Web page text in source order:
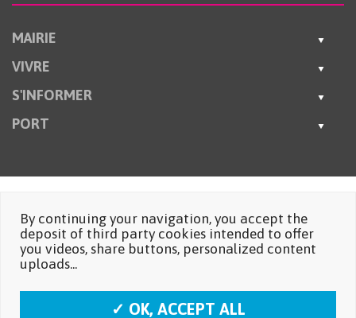
MAIRIE
VIVRE
S'INFORMER
PORT
By continuing your navigation, you accept the
deposit of third party cookies intended to offer
you videos, share buttons, personalized content
uploads...
✓ OK, ACCEPT ALL